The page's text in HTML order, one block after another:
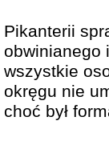
Pikanterii
obwinianego
wszystkie
okręgu nie
choć był